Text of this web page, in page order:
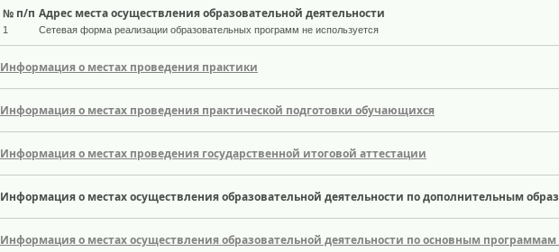
№ п/п Адрес места осуществления образовательной деятельности
1 Сетевая форма реализации образовательных программ не используется
Информация о местах проведения практики
Информация о местах проведения практической подготовки обучающихся
Информация о местах проведения государственной итоговой аттестации
Информация о местах осуществления образовательной деятельности по дополнительным
Информация о местах осуществления образовательной деятельности по основным программам